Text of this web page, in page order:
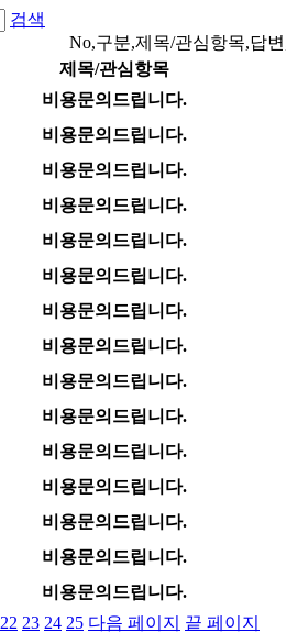
검색
No,구분,제목/관심항목,답
제목/관심항목
비용문의드립니다.
비용문의드립니다.
비용문의드립니다.
비용문의드립니다.
비용문의드립니다.
비용문의드립니다.
비용문의드립니다.
비용문의드립니다.
비용문의드립니다.
비용문의드립니다.
비용문의드립니다.
비용문의드립니다.
비용문의드립니다.
비용문의드립니다.
비용문의드립니다.
22 23 24 25 다음 페이지 끝 페이지